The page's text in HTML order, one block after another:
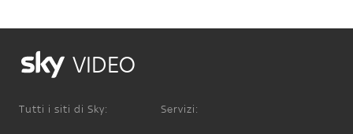
VIDEO
Tutti i siti di Sky: Servizi: